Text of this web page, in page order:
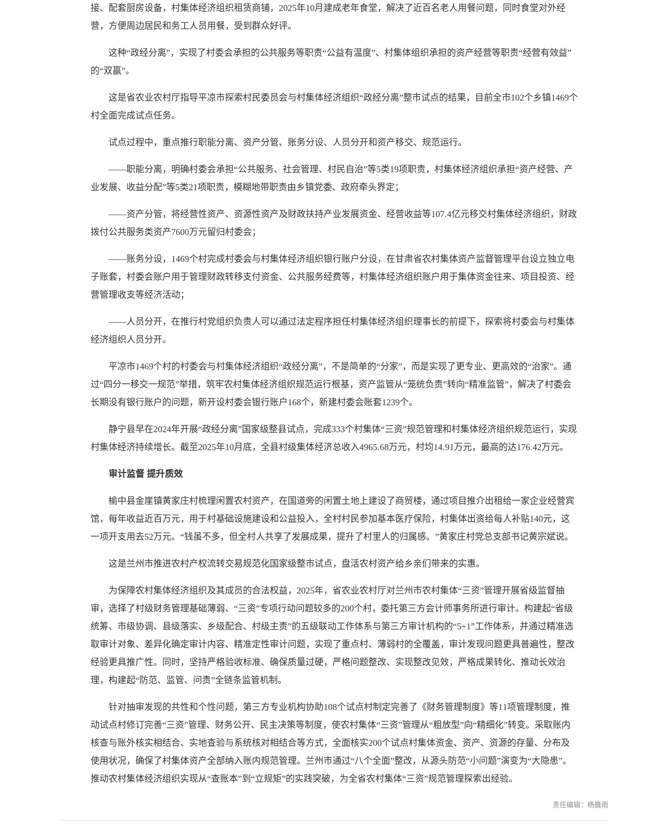
接、配套厨房设备，村集体经济组织租赁商铺，2025年10月建成老年食堂，解决了近百名老人用餐问题，同时食堂对外经
营，方便周边居民和务工人员用餐，受到群众好评。
这种“政经分离”，实现了村委会承担的公共服务等职责“公益有温度”、村集体组织承担的资产经营等职责“经营有效益”
的“双赢”。
这是省农业农村厅指导平凉市探索村民委员会与村集体经济组织“政经分离”整市试点的结果，目前全市102个乡镇1469个
村全面完成试点任务。
试点过程中，重点推行职能分离、资产分管、账务分设、人员分开和资产移交、规范运行。
——职能分离，明确村委会承担“公共服务、社会管理、村民自治”等5类19项职责，村集体经济组织承担“资产经营、产
业发展、收益分配”等5类21项职责，模糊地带职责由乡镇党委、政府牵头界定；
——资产分管，将经营性资产、资源性资产及财政扶持产业发展资金、经营收益等107.4亿元移交村集体经济组织，财政
拨付公共服务类资产7600万元留归村委会；
——账务分设，1469个村完成村委会与村集体经济组织银行账户分设，在甘肃省农村集体资产监督管理平台设立独立电
子账套，村委会账户用于管理财政转移支付资金、公共服务经费等，村集体经济组织账户用于集体资金往来、项目投资、经
营管理收支等经济活动；
——人员分开，在推行村党组织负责人可以通过法定程序担任村集体经济组织理事长的前提下，探索将村委会与村集体
经济组织人员分开。
平凉市1469个村的村委会与村集体经济组织“政经分离”，不是简单的“分家”，而是实现了更专业、更高效的“治家”。通
过“四分一移交一规范”举措，筑牢农村集体经济组织规范运行根基，资产监管从“笼统负责”转向“精准监管”，解决了村委会
长期没有银行账户的问题，新开设村委会银行账户168个，新建村委会账套1239个。
静宁县早在2024年开展“政经分离”国家级整县试点，完成333个村集体“三资”规范管理和村集体经济组织规范运行，实现
村集体经济持续增长。截至2025年10月底，全县村级集体经济总收入4965.68万元，村均14.91万元，最高的达176.42万元。
审计监督 提升质效
榆中县金崖镇黄家庄村梳理闲置农村资产，在国道旁的闲置土地上建设了商贸楼，通过项目推介出租给一家企业经营宾
馆，每年收益近百万元，用于村基础设施建设和公益投入，全村村民参加基本医疗保险，村集体出资给每人补贴140元，这
一项开支用去52万元。“钱虽不多，但全村人共享了发展成果，提升了村里人的归属感。”黄家庄村党总支部书记黄宗斌说。
这是兰州市推进农村产权流转交易规范化国家级整市试点，盘活农村资产给乡亲们带来的实惠。
为保障农村集体经济组织及其成员的合法权益，2025年，省农业农村厅对兰州市农村集体“三资”管理开展省级监督抽
审，选择了村级财务管理基础薄弱、“三资”专项行动问题较多的200个村，委托第三方会计师事务所进行审计。构建起“省级
统筹、市级协调、县级落实、乡级配合、村级主责”的五级联动工作体系与第三方审计机构的“5+1”工作体系，并通过精准选
取审计对象、差异化确定审计内容、精准定性审计问题，实现了重点村、薄弱村的全覆盖，审计发现问题更具普遍性，整改
经验更具推广性。同时，坚持严格验收标准、确保质量过硬，严格问题整改、实现整改见效，严格成果转化、推动长效治
理，构建起“防范、监管、问责”全链条监管机制。
针对抽审发现的共性和个性问题，第三方专业机构协助108个试点村制定完善了《财务管理制度》等11项管理制度，推
动试点村修订完善“三资”管理、财务公开、民主决策等制度，使农村集体“三资”管理从“粗放型”向“精细化”转变。采取账内
核查与账外核实相结合、实地查验与系统核对相结合等方式，全面核实200个试点村集体资金、资产、资源的存量、分布及
使用状况，确保了村集体资产全部纳入账内规范管理。兰州市通过“八个全面”整改，从源头防范“小问题”演变为“大隐患”。
推动农村集体经济组织实现从“查账本”到“立规矩”的实践突破，为全省农村集体“三资”规范管理探索出经验。
责任编辑：杨晨雨